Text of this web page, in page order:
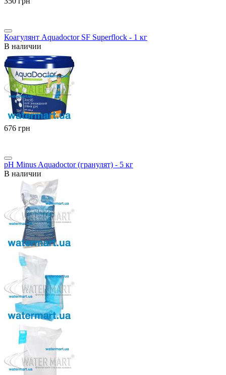
Коагулянт Aquadoctor SF Superflock - 1 кг
В наличии
‍676‍ грн
pH Minus Aquadoctor (гранулят) - 5 кг
В наличии